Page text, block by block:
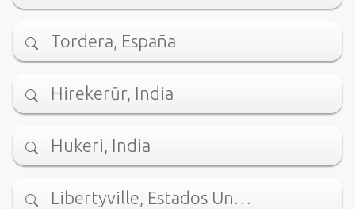
Tordera, España
Hirekerūr, India
Hukeri, India
Libertyville, Estados Un…